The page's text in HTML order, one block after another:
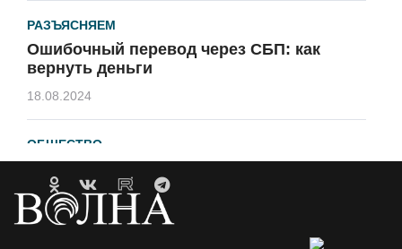
РАЗЪЯСНЯЕМ
Ошибочный перевод через СБП: как
вернуть деньги
18.08.2024
ОБЩЕСТВО
21.04.2023